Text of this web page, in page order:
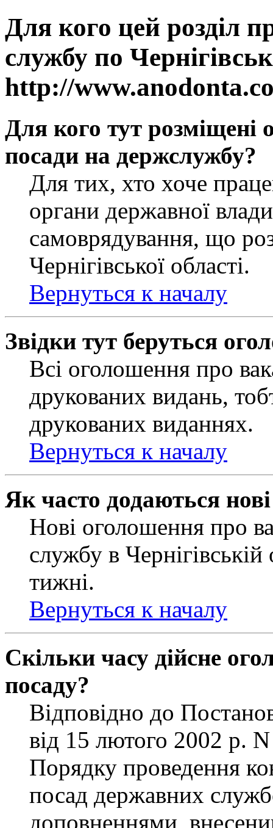
Для кого цей розділ
службу по
http://
Для кого тут розміщені
посади на держслужбу?
Для тих, хто хоче
органи державної
самоврядування, що
Чернігівської області.
Вернуться к началу
Звідки тут беруться
Всі оголошення про
друкованих видань,
друкованих виданнях.
Вернуться к началу
Як часто додаються
Нові оголошення про
службу в
тижні.
Вернуться к началу
Скільки часу дійсне
посаду?
Відповідно до
від 15 лютого 2002 р.
Порядку проведення
посад державних
доповненнями,